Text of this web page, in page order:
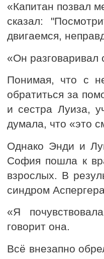
«Капитан позвал
сказал:
двигаемся,
«Он разговаривал
Понимая, что с
обратиться за
и сестра Луиза,
думала, что «это
Однако Энди и
София пошла к
взрослых. В
синдром
«Я
говорит она.
Всё внезапно